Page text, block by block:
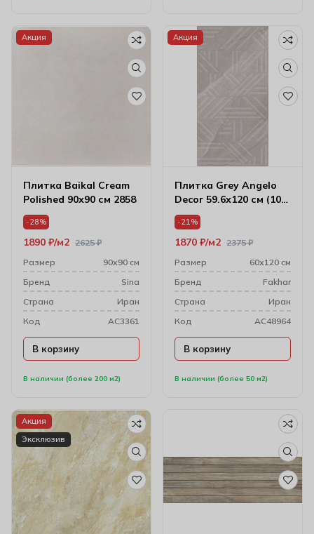
Акция
Плитка Baikal Cream
Polished 90х90 см 2858
В наличии (более 200 м2)
-28%
2625₽
1890 ₽ м2
Размер
90х90 см
Бренд
Sina
Cтрана
Иран
Код
AC3361
В корзину
Акция
Плитка Grey Angelo
Decor 59.6х120 см (10
мм) 61w1206a
В наличии (более 50 м2)
-21%
2375₽
1870 ₽ м2
Размер
60х120 см
Бренд
Fakhar
Cтрана
Иран
Код
AC48964
В корзину
Акция
Эксклюзив